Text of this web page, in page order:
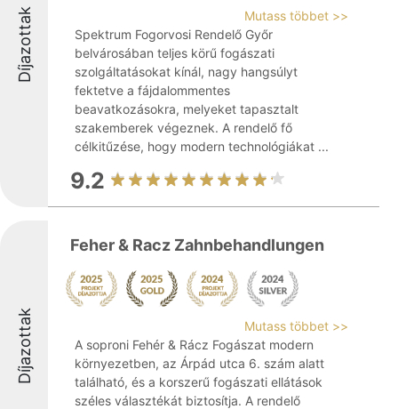
Díjazottak
Mutass többet >>
Spektrum Fogorvosi Rendelő Győr
belvárosában teljes körű fogászati
szolgáltatásokat kínál, nagy hangsúlyt
fektetve a fájdalommentes
beavatkozásokra, melyeket tapasztalt
szakemberek végeznek. A rendelő fő
célkitűzése, hogy modern technológiákat ...
9.2
Díjazottak
Feher & Racz Zahnbehandlungen
Mutass többet >>
A soproni Fehér & Rácz Fogászat modern
környezetben, az Árpád utca 6. szám alatt
található, és a korszerű fogászati ellátások
széles választékát biztosítja. A rendelő